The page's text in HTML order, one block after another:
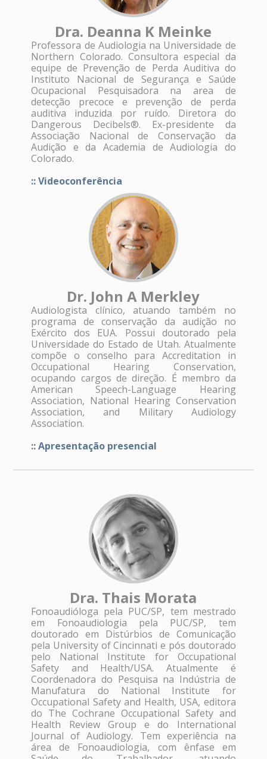
Dra. Deanna K Meinke
Professora de Audiologia na Universidade de
Northern Colorado. Consultora especial da
equipe de Prevenção de Perda Auditiva do
Instituto Nacional de Segurança e Saúde
Ocupacional Pesquisadora na area de
detecção precoce e prevenção de perda
auditiva induzida por ruído. Diretora do
Dangerous Decibels®. Ex-presidente da
Associação Nacional de Conservação da
Audição e da Academia de Audiologia do
Colorado.
:: Videoconferência
Dr. John A Merkley
Audiologista clínico, atuando também no
programa de conservação da audição no
Exército dos EUA. Possui doutorado pela
Universidade do Estado de Utah. Atualmente
compõe o conselho para Accreditation in
Occupational Hearing Conservation,
ocupando cargos de direção. É membro da
American Speech-Language Hearing
Association, National Hearing Conservation
Association, and Military Audiology
Association.
:: Apresentação presencial
Dra. Thais Morata
Fonoaudióloga pela PUC/SP, tem mestrado
em Fonoaudiologia pela PUC/SP, tem
doutorado em Distúrbios de Comunicação
pela University of Cincinnati e pós doutorado
pelo National Institute for Occupational
Safety and Health/USA. Atualmente é
Coordenadora do Pesquisa na Indústria de
Manufatura do National Institute for
Occupational Safety and Health, USA, editora
do The Cochrane Occupational Safety and
Health Review Group e do International
Journal of Audiology. Tem experiência na
área de Fonoaudiologia, com ênfase em